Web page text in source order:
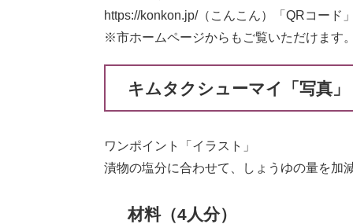
https://konkon.jp/（こんこん）「QRコード」
※市ホームページからもご覧いただけます。
キムタクシューマイ「写真」
ワンポイント「イラスト」
漬物の塩分に合わせて、しょうゆの量を加
材料（4人分）